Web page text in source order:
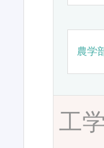
農学
工